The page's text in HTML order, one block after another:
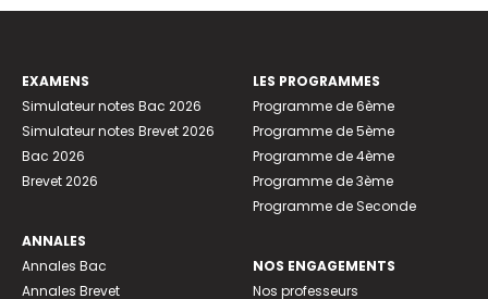
EXAMENS
Simulateur notes Bac 2026
Simulateur notes Brevet 2026
Bac 2026
Brevet 2026
ANNALES
Annales Bac
Annales Brevet
LES PROGRAMMES
Programme de 6ème
Programme de 5ème
Programme de 4ème
Programme de 3ème
Programme de Seconde
NOS ENGAGEMENTS
Nos professeurs